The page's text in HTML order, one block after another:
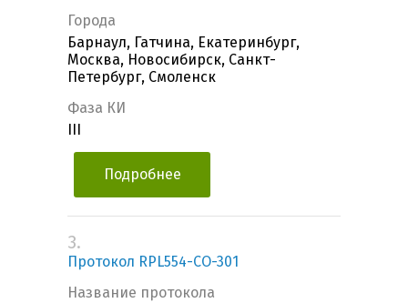
Города
Барнаул, Гатчина, Екатеринбург,
Москва, Новосибирск, Санкт-
Петербург, Смоленск
Фаза КИ
Подробнее
3.
Протокол RPL554-CO-301
Название протокола